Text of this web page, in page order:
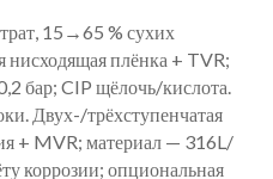
15→65 % сухих
нисходящая плёнка + TVR;
бар; CIP щёлочь/кислота.
Двух-/трёхступенчатая
+ MVR; материал — 316L/
коррозии; опциональная